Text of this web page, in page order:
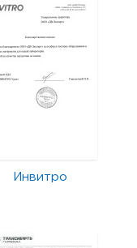
Инвитро